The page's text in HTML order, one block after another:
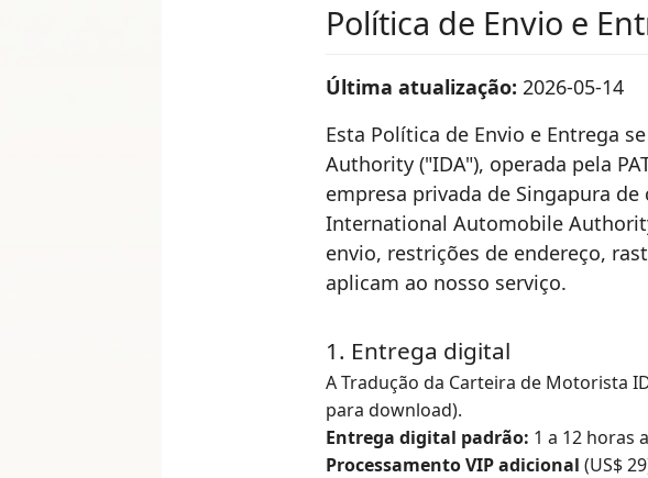
Política de Envio e
Última atualização: 2026-05-14
Esta Política de Envio e Entrega
Authority ("IDA"), operada pela
empresa privada de Singapura
International Automobile
envio, restrições de endereço,
aplicam ao nosso serviço.
1. Entrega digital
A Tradução da Carteira de Motorista
para download).
Entrega digital padrão: 1 a 12 horas
Processamento VIP adicional (US$